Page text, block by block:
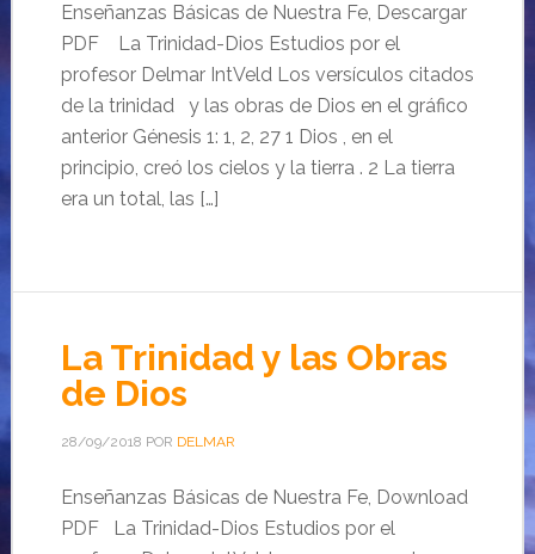
Enseñanzas Básicas de Nuestra Fe, Descargar
PDF La Trinidad-Dios Estudios por el
profesor Delmar IntVeld Los versículos citados
de la trinidad y las obras de Dios en el gráfico
anterior Génesis 1: 1, 2, 27 1 Dios , en el
principio, creó los cielos y la tierra . 2 La tierra
era un total, las […]
La Trinidad y las Obras
de Dios
28/09/2018 POR DELMAR
Enseñanzas Básicas de Nuestra Fe, Download
PDF La Trinidad-Dios Estudios por el